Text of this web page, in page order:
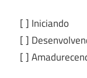
[ ] Iniciando
[ ]
[ ]